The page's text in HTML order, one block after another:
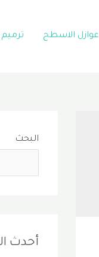
عوازل الاسطح
البحث
أحدث